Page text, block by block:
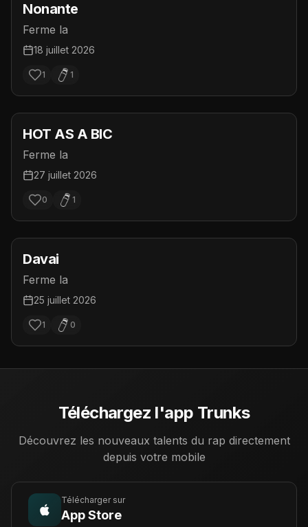
Nonante
Ferme la
18 juillet 2026
1 1
HOT AS A BIC
Ferme la
27 juillet 2026
0 1
Davai
Ferme la
25 juillet 2026
1 0
Téléchargez l'app Trunks
Découvrez les nouveaux talents du rap directement
depuis votre mobile
Télécharger sur
App Store